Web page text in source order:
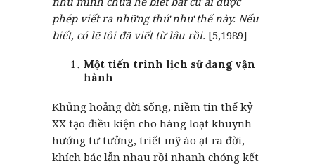
phép viết ra những thứ như thế này. Nếu
biết, có lẽ tôi đã viết từ lâu rồi. [5,1989]
Một tiến trình lịch sử đang vận
hành
Khủng hoảng đời sống, niềm tin thế kỷ
XX tạo điều kiện cho hàng loạt khuynh
hướng tư tưởng, triết mỹ ào ạt ra đời,
khích bác lẫn nhau rồi nhanh chóng kết